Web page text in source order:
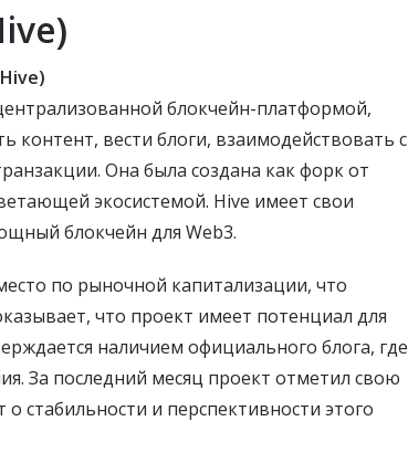
блокчейн-платформой,
контент, вести блоги, взаимодействовать с
Она была создана как форк от
экосистемой. Hive имеет свои
блокчейн для Web3.
по рыночной капитализации, что
что проект имеет потенциал для
наличием официального блога, где
За последний месяц проект отметил свою
стабильности и перспективности этого